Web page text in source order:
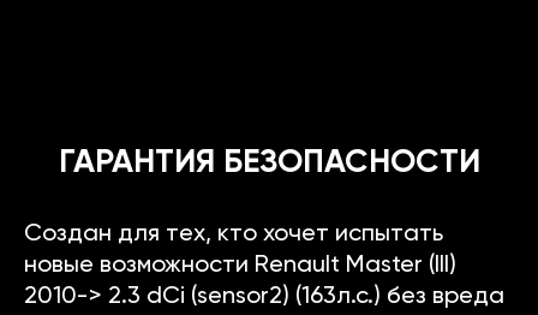
ГАРАНТИЯ БЕЗОПАСНОСТИ
Создан для тех, кто хочет испытать
новые возможности Renault Master (III)
2010-> 2.3 dCi (sensor2) (163л.с.) без вреда